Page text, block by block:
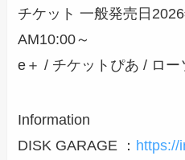
チケット 一般発売日
AM10:00～
e＋ / チケットぴあ / ロー
Information
DISK GARAGE ： https://